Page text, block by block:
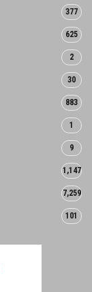
377
625
2
30
883
1
9
1,147
7,259
101